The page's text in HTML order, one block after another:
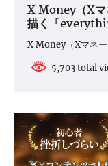
X Money（Xマ
描く「
X Money（Xマネ
5,703 total